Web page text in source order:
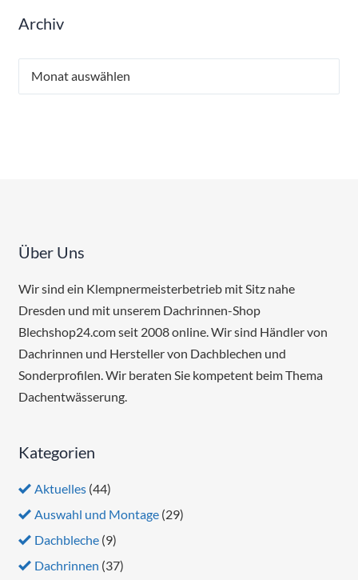
Archiv
Über Uns
Wir sind ein Klempnermeisterbetrieb mit Sitz nahe
Dresden und mit unserem Dachrinnen-Shop
Blechshop24.com seit 2008 online. Wir sind Händler von
Dachrinnen und Hersteller von Dachblechen und
Sonderprofilen. Wir beraten Sie kompetent beim Thema
Dachentwässerung.
Kategorien
Aktuelles (44)
Auswahl und Montage (29)
Dachbleche (9)
Dachrinnen (37)